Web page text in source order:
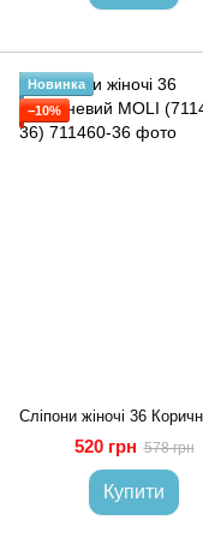
Новинка
−10%
520 грн 578 грн
Купити